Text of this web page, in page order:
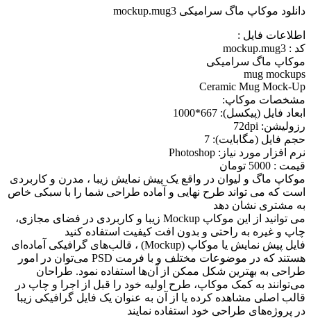
دانلود موکاپ ماگ سرامیکی mockup.mug3
اطلاعات فايل :
کد : mockup.mug3
موکاپ ماگ سرامیکی
mug mockups
Ceramic Mug Mock-Up
مشخصات موکاپ:
ابعاد فايل (پيکسل): 667*1000
رزوليشن: 72dpi
حجم فايل (مگابايت): 7
نرم افزار مورد نياز: Photoshop
قیمت : 5000 تومان
موکاپ ماگ و لیوان در واقع يک پيش نمايش زيبا ، مدرن و کاربردی
است که می تواند طرح نهايی و آماده طراحی شما را با سبکی خاص
به مشتری نشان دهد
می توانيد از اين موکاپ Mockup زيبا و کاربردی در فضای مجازی،
چاپ و غيره به راحتی و بدون افت کيفيت استفاده کنيد
فایل پیش نمایش یا موکاپ (Mockup) ، قالب‌های گرافیکی آماده‌ای
هستند که در موضوعات مختلف و با فرمت PSD می‌توان در امور
طراحی به بهترین شکل ممکن از آن‌ها استفاده نمود. طراحان
می‌توانند به کمک موکاپ، طرح اولیه خود را قبل از اجرا و چاپ در
قالب اصلی مشاهده کرده یا از آن به عنوان یک فایل گرافیکی زیبا
در پروژه‌های طراحی خود استفاده نمایند